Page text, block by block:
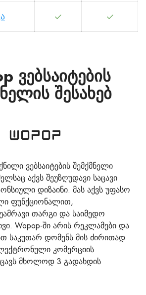
ვებსაიტების
შესახებ
ვებსაიტების შემქმნელი
აქვს შეუზღუდავი საცავი
დიზაინი. მას აქვს უფასო
ფუნქციონალით,
თარგი და საიმედო
Wopop-ში არის რეკლამები და
საკუთარ დომენს მის ძირითად
კომერციის
მხოლოდ 3 გადახდის